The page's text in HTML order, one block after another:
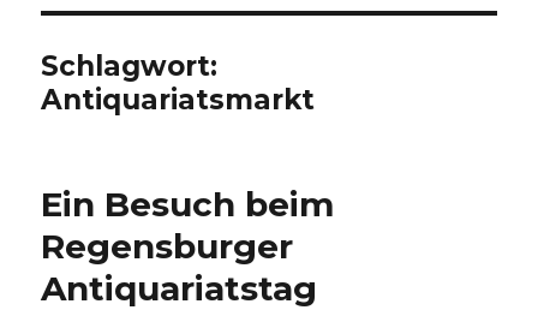
Schlagwort:
Antiquariatsmarkt
Ein Besuch beim
Regensburger
Antiquariatstag